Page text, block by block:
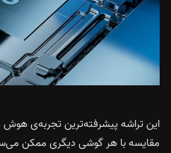
این تراشه پیشرفته‌ترین تجربه‌ی هوش
مقایسه با هر گوشی دیگری ممکن